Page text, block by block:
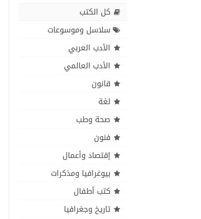
كل الكتب
سلاسل وموسوعات
الأدب العربي
الأدب العالمي
قانون
لغة
صحة وطب
فنون
إقتصاد وأعمال
بيوغرافيا ومذكرات
كتب أطفال
تاريخ وجغرافيا